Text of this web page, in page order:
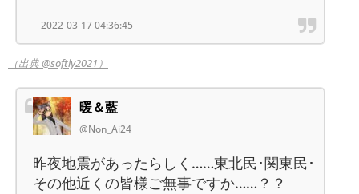
2022-03-17 04:36:45
（出典 @softly2021）
暖＆藍
@Non_Ai24
昨夜地震があったらしく……東北民･関東民･
その他近くの皆様ご無事ですか……？？